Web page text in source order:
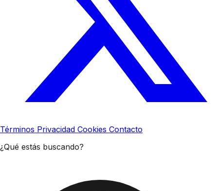
Términos Privacidad Cookies Contacto
¿Qué estás buscando?